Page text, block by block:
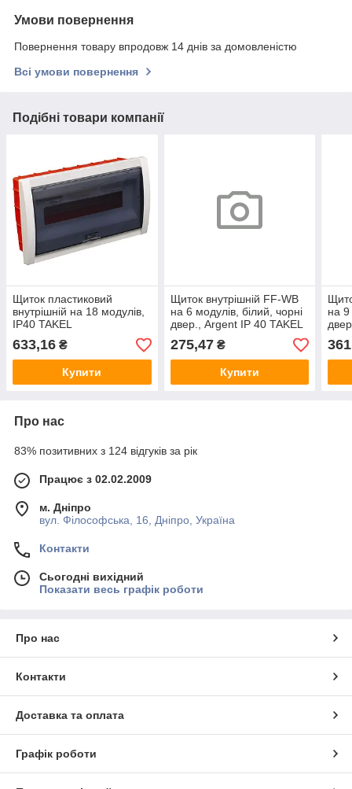
Умови повернення
Повернення товару впродовж 14 днів за домовленістю
Всі умови повернення
Подібні товари компанії
Щиток пластиковий
внутрішній на 18 модулів,
IP40 TAKEL
633,16 ₴
Купити
Щиток внутрішній FF-WB
на 6 модулів, білий, чорні
двер., Argent IP 40 TAKEL
275,47₴
Купити
на 9
Про нас
83% позитивних з 124 відгуків за рік
Працює з 02.02.2009
м. Дніпро
вул. Філософська, 16, Дніпро, Україна
Контакти
Сьогодні вихідний
Показати весь графік роботи
Про нас
Контакти
Доставка та оплата
Графік роботи